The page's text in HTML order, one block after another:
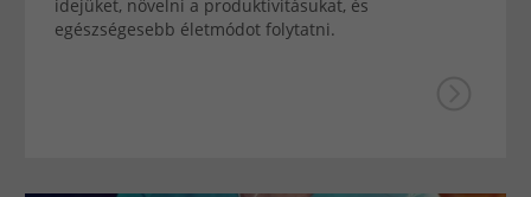
idejüket, növelni a produktivitásukat, és
egészségesebb életmódot folytatni.